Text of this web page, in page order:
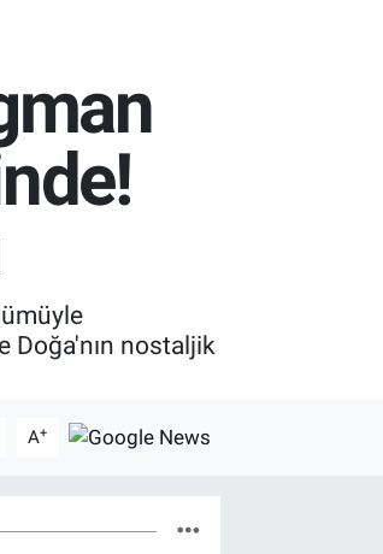
Doğa'nın nostaljik
A+